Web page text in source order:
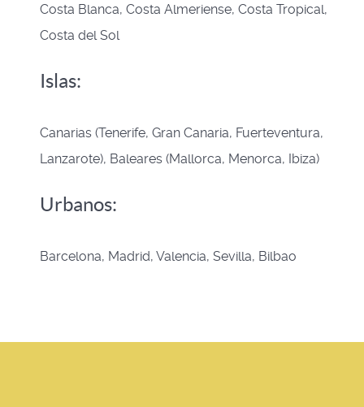
Costa Blanca, Costa Almeriense, Costa Tropical,
Costa del Sol
Islas:
Canarias (Tenerife, Gran Canaria, Fuerteventura,
Lanzarote), Baleares (Mallorca, Menorca, Ibiza)
Urbanos:
Barcelona, Madrid, Valencia, Sevilla, Bilbao